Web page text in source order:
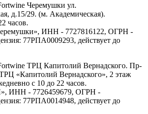
Черемушки ул.
д.15/29. (м. Академическая).
часов.
ИНН - 7727816122, ОГРН -
77РПА0009293, действует до
ТРЦ Капитолий Вернадского. Пр-
«Капитолий Вернадского», 2 этаж
с 10 до 22 часов.
- 7726459679, ОГРН -
77РПА0014948, действует до